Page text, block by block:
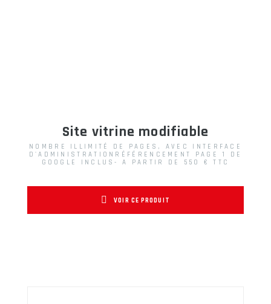
Site vitrine modifiable
NOMBRE ILLIMITÉ DE PAGES, AVEC INTERFACE
D'ADMINISTRATIONRÉFÉRENCEMENT PAGE 1 DE
GOOGLE INCLUS- A PARTIR DE 550 € TTC
VOIR CE PRODUIT